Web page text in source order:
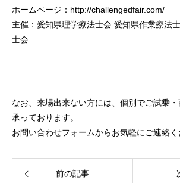
ホームページ： http://challengedfair.com/
主催：愛知県理学療法士会 愛知県作業療法
士会
なお、来場出来ない方には、個別でご試乗
承っております。
お問い合わせフォームからお気軽にご連絡く
前の記事